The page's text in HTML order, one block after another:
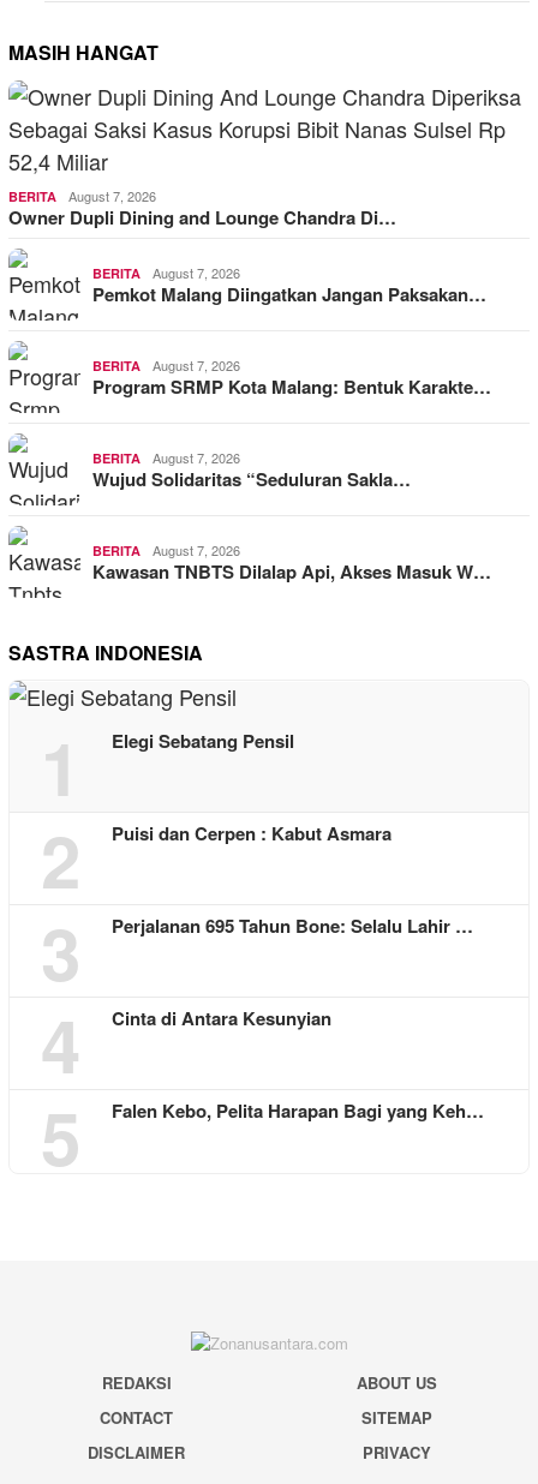
MASIH HANGAT
BERITA August 7, 2026
Owner Dupli Dining and Lounge Chandra Di…
BERITA August 7, 2026
Pemkot Malang Diingatkan Jangan Paksakan…
BERITA August 7, 2026
Program SRMP Kota Malang: Bentuk Karakte…
BERITA August 7, 2026
Wujud Solidaritas “Seduluran Sakla…
BERITA August 7, 2026
Kawasan TNBTS Dilalap Api, Akses Masuk W…
SASTRA INDONESIA
1 Elegi Sebatang Pensil
2 Puisi dan Cerpen : Kabut Asmara
3 Perjalanan 695 Tahun Bone: Selalu Lahir …
4 Cinta di Antara Kesunyian
5 Falen Kebo, Pelita Harapan Bagi yang Keh…
REDAKSI
ABOUT US
CONTACT
SITEMAP
DISCLAIMER
PRIVACY